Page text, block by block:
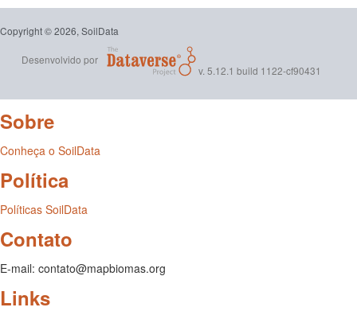
Copyright © 2026, SoilData
Desenvolvido por
v. 5.12.1 build 1122-cf90431
Sobre
Conheça o SoilData
Política
Políticas SoilData
Contato
E-mail: contato@mapbiomas.org
Links